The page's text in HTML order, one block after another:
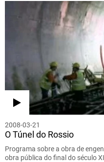
2008-03-21
O Túnel do Rossio
Programa sobre a obra de
obra pública do final do século